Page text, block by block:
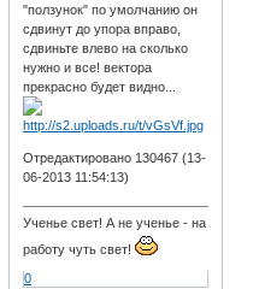
"ползунок" по умолчанию он
сдвинут до упора вправо,
сдвиньте влево на сколько
нужно и все! вектора
прекрасно будет видно...
Отредактировано 130467 (13-
06-2013 11:54:13)
Ученье свет! А не ученье - на
работу чуть свет!
0